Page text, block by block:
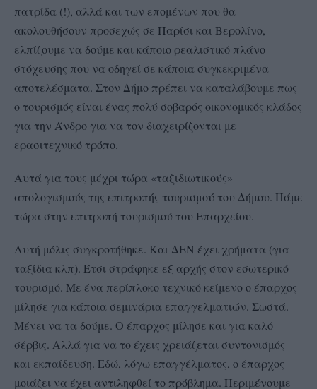
πατρίδα (!), αλλά και των επομένων που θα
ακολουθήσουν προσεχώς σε Παρίσι και Βερολίνο,
ελπίζουμε να δούμε και κάποιο ρεαλιστικό πλάνο
στόχευσης που να οδηγεί σε κάποια συγκεκριμένα
αποτελέσματα. Στον Δήμο πρέπει να καταλάβουμε πως
ο τουρισμός είναι ένας πολύ σοβαρός οικονομικός κλάδος
για την Άνδρο για να τον διαχειρίζονται με
ερασιτεχνικό τρόπο.
Αυτά για τους μέχρι τώρα «ταξιδιωτικούς»
απολογισμούς της επιτροπής τουρισμού του Δήμου. Πάμε
τώρα στην επιτροπή τουρισμού του Επαρχείου.
Αυτή μόλις συγκροτήθηκε. Και ΔΕΝ έχει χρήματα (για
ταξίδια κλπ). Έτσι στράφηκε εξ αρχής στον εσωτερικό
τουρισμό. Με ένα περίπλοκο τεχνικό κείμενο ο έπαρχος
μίλησε για κάποια σεμινάρια επαγγελματιών. Σωστά.
Μένει να τα δούμε. Ο έπαρχος μίλησε και για καλό
σέρβις. Αλλά για να το έχεις χρειάζεται συντονισμός
και εκπαίδευση. Εδώ, λόγω επαγγέλματος, ο έπαρχος
μοιάζει να έχει αντιληφθεί το πρόβλημα. Περιμένουμε